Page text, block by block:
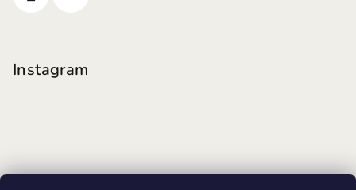
Instagram